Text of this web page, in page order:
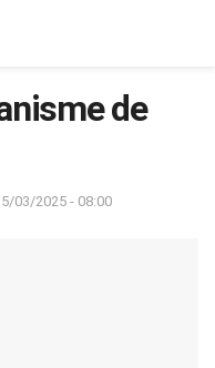
de
03/2025 - 08:00